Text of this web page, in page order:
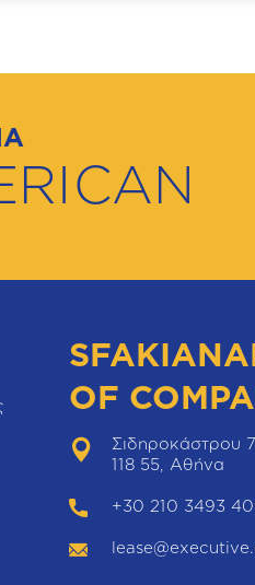
OF
Σιδηροκάστρου 7
118 55, Αθήνα
+30 210 3493